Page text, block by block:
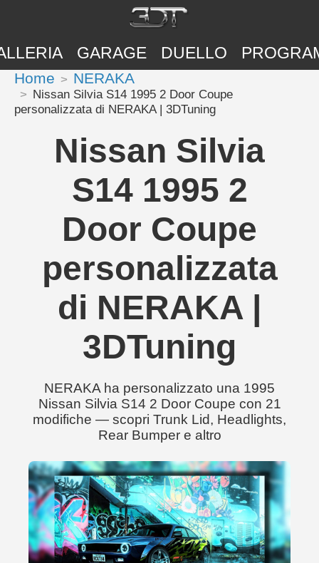
GARAGE DUELLO
Home NERAKA
Nissan Silvia S14 1995 2 Door Coupe
personalizzata di NERAKA | 3DTuning
Nissan Silvia
S14 1995 2
Door Coupe
personalizzata
di NERAKA |
3DTuning
NERAKA ha personalizzato una 1995
Nissan Silvia S14 2 Door Coupe con 21
modifiche — scopri Trunk Lid, Headlights,
Rear Bumper e altro